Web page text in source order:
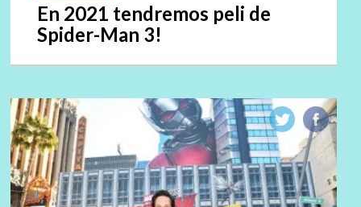
En 2021 tendremos peli de
Spider-Man 3!